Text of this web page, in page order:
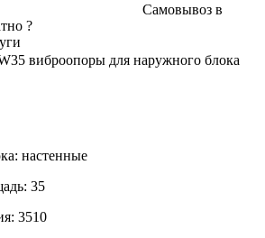
Самовывоз в
?
виброопоры для наружного блока
настенные
35
3510